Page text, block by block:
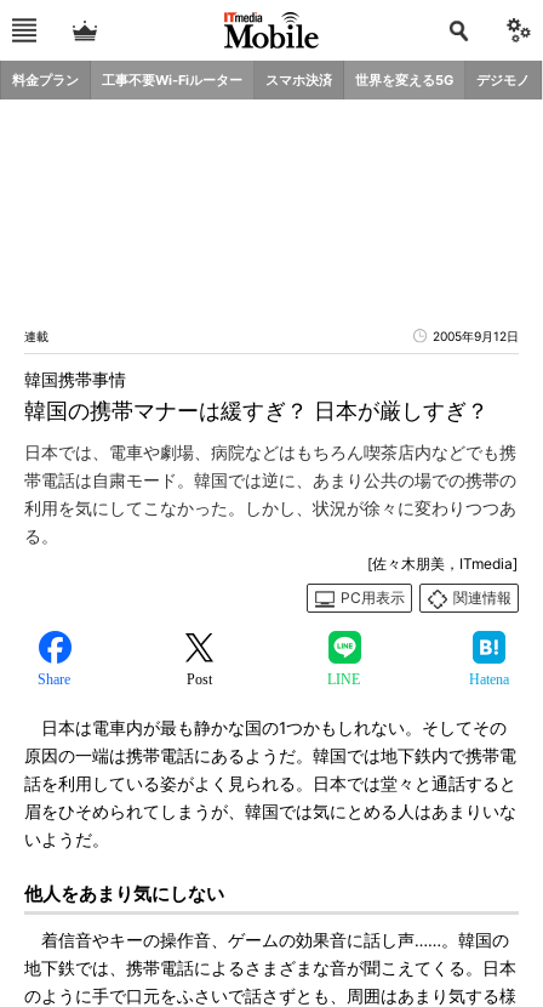
料金プラン 工事不要Wi-Fiルーター スマホ決済 世界を変える5G デジモノ
連載 2005年9月12日
韓国の携帯マナーは緩すぎ？ 日本が厳しすぎ？
韓国携帯事情
日本では、電車や劇場、病院などはもちろん喫茶店内などでも携
帯電話は自粛モード。韓国では逆に、あまり公共の場での携帯の
利用を気にしてこなかった。しかし、状況が徐々に変わりつつあ
る。
[佐々木朋美，ITmedia]
PC用表示
関連情報
Share Post LINE Hatena
日本は電車内が最も静かな国の1つかもしれない。そしてその
原因の一端は携帯電話にあるようだ。韓国では地下鉄内で携帯電
話を利用している姿がよく見られる。日本では堂々と通話すると
眉をひそめられてしまうが、韓国では気にとめる人はあまりいな
いようだ。
他人をあまり気にしない
着信音やキーの操作音、ゲームの効果音に話し声……。韓国の
地下鉄では、携帯電話によるさまざまな音が聞こえてくる。日本
のように手で口元をふさいで話さずとも、周囲はあまり気する様